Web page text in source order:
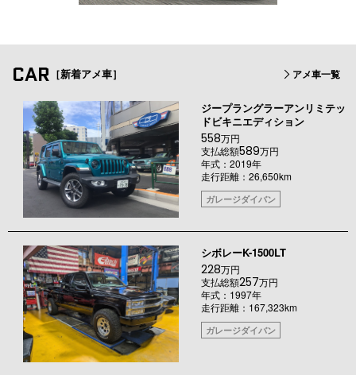
CAR ［新着アメ車］ アメ車一覧
ジープラングラーアンリミテッ
ドビキニエディション
558万円
支払総額589万円
年式：2019年
走行距離：26,650km
ガレージダイバン
シボレーK-1500LT
228万円
支払総額257万円
年式：1997年
走行距離：167,323km
ガレージダイバン